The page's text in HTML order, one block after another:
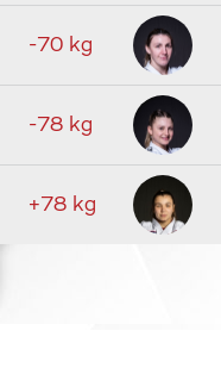
-70 kg
-78 kg
+78 kg